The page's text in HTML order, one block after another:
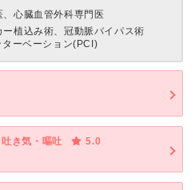
、心臓血管外科専門医
ー植込み術、冠動脈バイパス術
ターベーション(PCI)
き気・嘔吐
5.0